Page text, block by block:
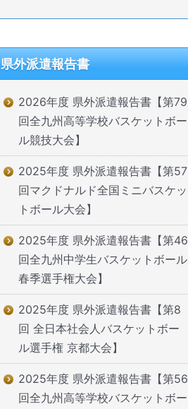
県外派遣報告書
2026年度 県外派遣報告書【第79
回全九州高等学校バスケットボー
ル競技大会】
2025年度 県外派遣報告書【第57
回マクドナルド全国ミニバスケッ
トボール大会】
2025年度 県外派遣報告書【第46
回全九州中学生バスケットボール
春季選手権大会】
2025年度 県外派遣報告書【第8
回 全日本社会人バスケットボー
ル選手権 京都大会】
2025年度 県外派遣報告書【第56
回全九州高等学校バスケットボー